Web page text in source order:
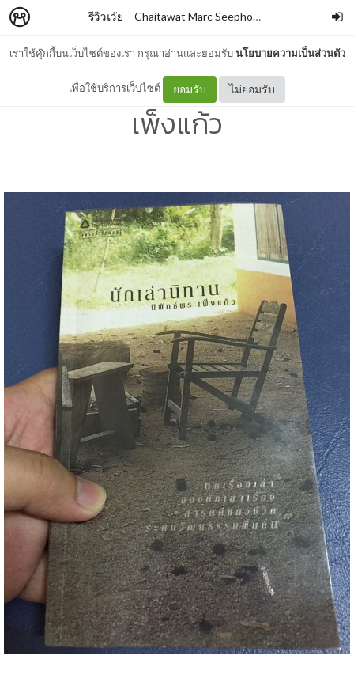
เราใช้คุ๊กกี้บนเว็บไซต์ของเรา กรุณาอ่านและยอมรับนโยบายความเป็นส่วนตัว
เพื่อใช้บริการเว็บไซต์ ยอมรับ ไม่ยอมรับ
รีวิวเว้ย – Chaitawat Marc Seephongsai
นักเล่านิทาน By นิพัทธ์พร
เพ็งแก้ว